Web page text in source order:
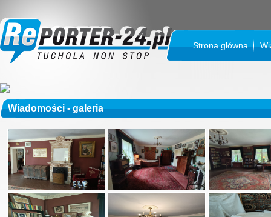
Strona główna
Wiadomości - galeria